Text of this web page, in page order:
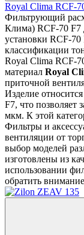
Royal Clima RCF-
Фильтрующий
Клима) RCF-70 F7
установки RCF-
классификации
Royal Clima RCF-
материал Royal
приточной
Изделие
F7, что позволяет
мкм. К этой
Фильтры и
вентиляции от
выбор моделей
изготовлены из
использовании
обратить